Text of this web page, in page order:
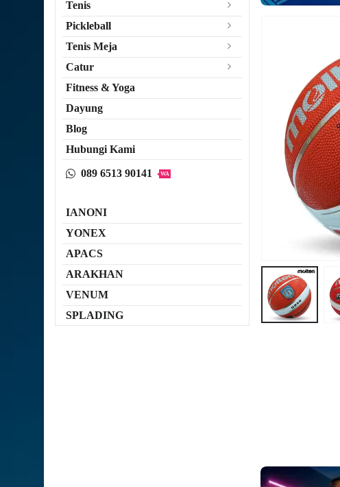
Tenis
Pickleball
Tenis Meja
Catur
Fitness & Yoga
Dayung
Blog
Hubungi Kami
089 6513 90141 WA
IANONI
YONEX
APACS
ARAKHAN
VENUM
SPLADING